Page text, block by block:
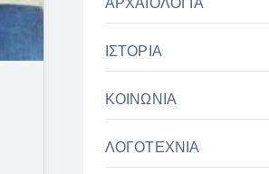
ΙΣΤΟΡΙΑ
ΚΟΙΝΩΝΙΑ
ΛΟΓΟΤΕΧΝΙΑ